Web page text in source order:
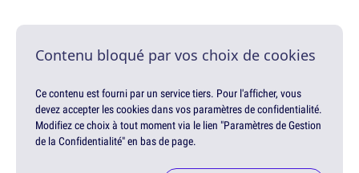
Contenu bloqué par vos choix de cookies
Ce contenu est fourni par un service tiers. Pour l'afficher, vous
devez accepter les cookies dans vos paramètres de confidentialité.
Modifiez ce choix à tout moment via le lien "Paramètres de Gestion
de la Confidentialité" en bas de page.